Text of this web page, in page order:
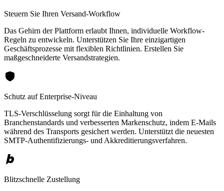
Steuern Sie Ihren Versand-Workflow
Das Gehirn der Plattform erlaubt Ihnen, individuelle Workflow-
Regeln zu entwickeln. Unterstützen Sie Ihre einzigartigen
Geschäftsprozesse mit flexiblen Richtlinien. Erstellen Sie
maßgeschneiderte Versandstrategien.
Schutz auf Enterprise-Niveau
TLS-Verschlüsselung sorgt für die Einhaltung von
Branchenstandards und verbesserten Markenschutz, indem E-Mails
während des Transports gesichert werden. Unterstützt die neuesten
SMTP-Authentifizierungs- und Akkreditierungsverfahren.
Blitzschnelle Zustellung